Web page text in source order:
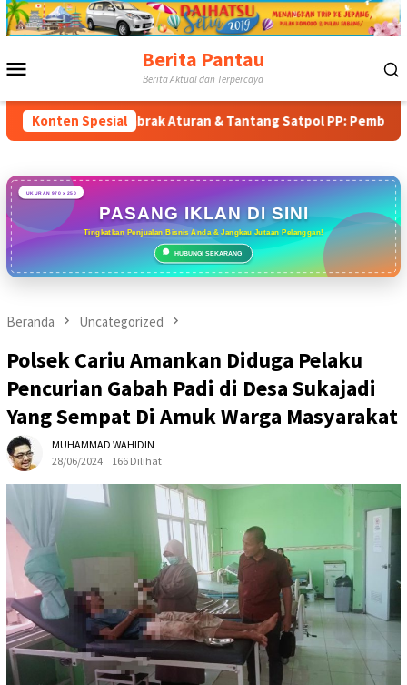
Loncat
ke
Berita Pantau
Berita Aktual dan Terpercaya
Konten Spesial
Tabrak Aturan & Tantang Satpol PP: Pembangunan
UKURAN 970 x 250
PASANG IKLAN DI SINI
Tingkatkan Penjualan Bisnis Anda & Jangkau Jutaan Pelanggan!
HUBUNGI SEKARANG
Beranda Uncategorized
Polsek Cariu Amankan Diduga Pelaku
Pencurian Gabah Padi di Desa Sukajadi
Yang Sempat Di Amuk Warga Masyarakat
MUHAMMAD WAHIDIN
28/06/2024
166 Dilihat